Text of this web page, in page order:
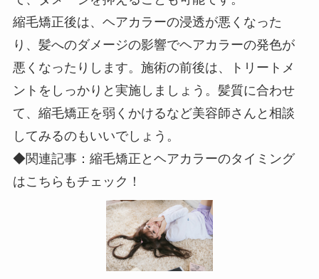
縮毛矯正後は、ヘアカラーの浸透が悪くなった
り、髪へのダメージの影響でヘアカラーの発色が
悪くなったりします。施術の前後は、トリートメ
ントをしっかりと実施しましょう。髪質に合わせ
て、縮毛矯正を弱くかけるなど美容師さんと相談
してみるのもいいでしょう。
◆関連記事：縮毛矯正とヘアカラーのタイミング
はこちらもチェック！